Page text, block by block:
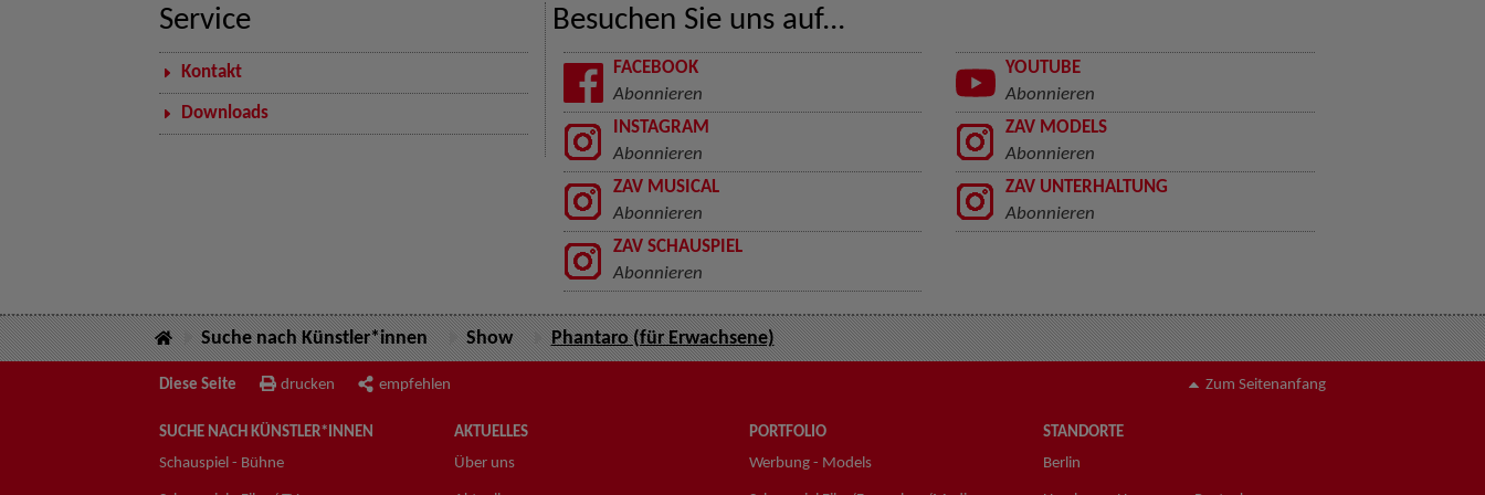
Service
Kontakt
Downloads
Besuchen Sie uns auf...
FACEBOOK
Abonnieren
YOUTUBE
Abonnieren
INSTAGRAM
Abonnieren
ZAV MODELS
Abonnieren
ZAV MUSICAL
Abonnieren
ZAV UNTERHALTUNG
Abonnieren
ZAV SCHAUSPIEL
Abonnieren
Suche nach Künstler*innen Show Phantaro (für Erwachsene)
Diese Seite drucken empfehlen Zum Seitenanfang
SUCHE NACH KÜNSTLER*INNEN
Schauspiel - Bühne
AKTUELLES
Über uns
PORTFOLIO
Werbung - Models
STANDORTE
Berlin